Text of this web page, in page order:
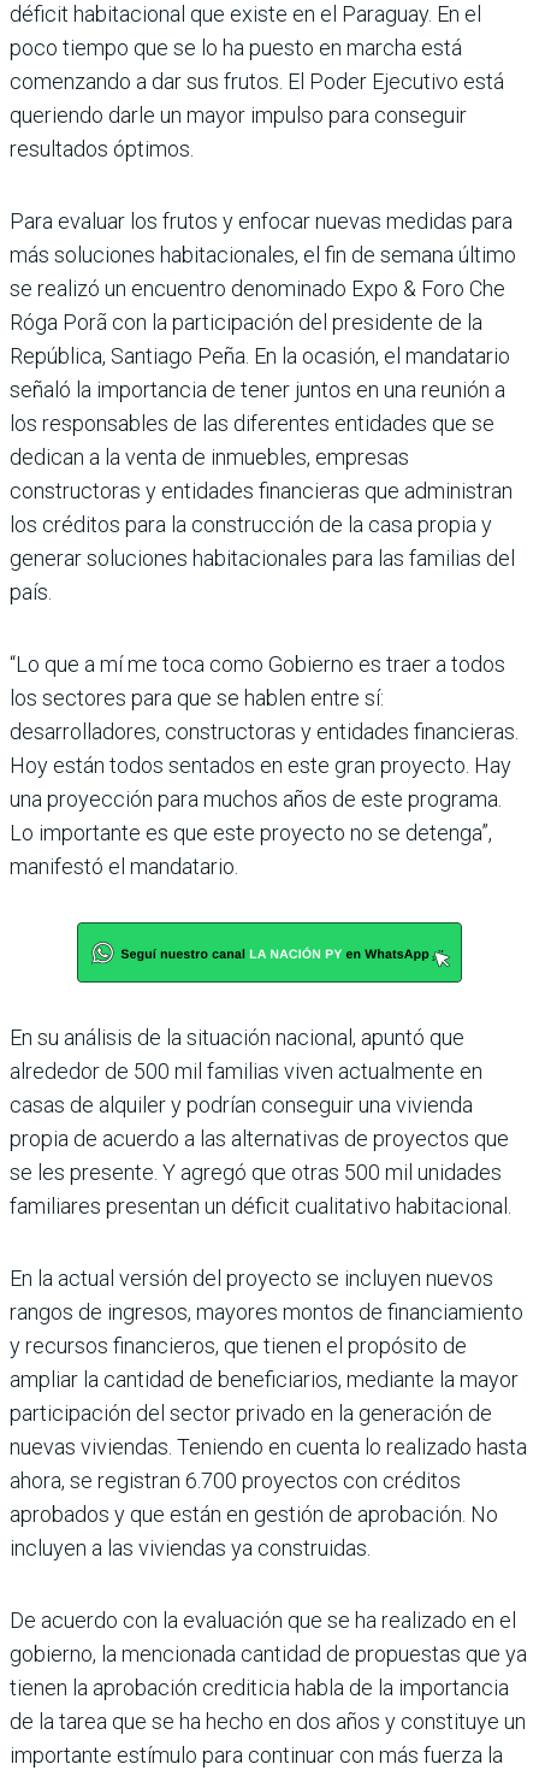
déficit habitacional que existe en el Para­guay. En el
poco tiempo que se lo ha puesto en marcha está
comenzando a dar sus fru­tos. El Poder Ejecutivo está
queriendo darle un mayor impulso para conseguir
resulta­dos óptimos.
Para evaluar los frutos y enfocar nuevas medidas para
más soluciones habitaciona­les, el fin de semana último
se realizó un encuentro denominado Expo & Foro Che
Róga Porã con la participación del presi­dente de la
República, Santiago Peña. En la ocasión, el mandatario
señaló la importan­cia de tener juntos en una reunión a
los res­ponsables de las diferentes entidades que se
dedican a la venta de inmuebles, empresas
constructoras y entidades financieras que administran
los créditos para la construc­ción de la casa propia y
generar soluciones habitacionales para las familias del
país.
“Lo que a mí me toca como Gobierno es traer a todos
los sectores para que se hablen entre sí:
desarrolladores, constructoras y entidades financieras.
Hoy están todos sentados en este gran proyecto. Hay
una proyección para muchos años de este pro­grama.
Lo importante es que este proyecto no se detenga”,
manifestó el mandatario.
En su análisis de la situación nacional, apuntó que
alrededor de 500 mil familias viven actualmente en
casas de alquiler y podrían conseguir una vivienda
propia de acuerdo a las alternativas de proyectos que
se les presente. Y agregó que otras 500 mil unidades
familiares presentan un déficit cualitativo habitacional.
En la actual versión del proyecto se inclu­yen nuevos
rangos de ingresos, mayores montos de financiamiento
y recursos finan­cieros, que tienen el propósito de
ampliar la cantidad de beneficiarios, mediante la mayor
participación del sector privado en la generación de
nuevas viviendas. Teniendo en cuenta lo realizado hasta
ahora, se regis­tran 6.700 proyectos con créditos
aproba­dos y que están en gestión de aprobación. No
incluyen a las viviendas ya construidas.
De acuerdo con la evaluación que se ha rea­lizado en el
gobierno, la mencionada canti­dad de propuestas que ya
tienen la aproba­ción crediticia habla de la importancia
de la tarea que se ha hecho en dos años y consti­tuye un
importante estímulo para conti­nuar con más fuerza la